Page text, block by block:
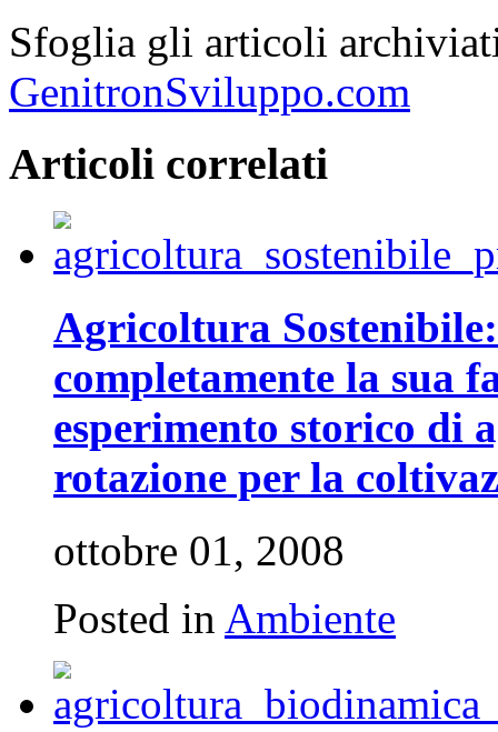
Sfoglia gli articoli
GenitronSviluppo.com
Articoli correlati
Agricoltura
completamente la sua
esperimento storico di
rotazione per la
ottobre 01, 2008
Posted in Ambiente